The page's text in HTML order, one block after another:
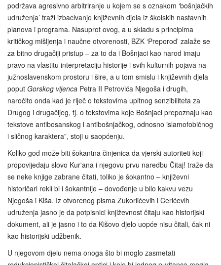
podržava agresivno arbitriranje u kojem se s oznakom ‘bošnjačkih
udruženja’ traži izbacivanje književnih djela iz školskih nastavnih
planova i programa. Nasuprot ovog, a u skladu s principima
kritičkog mišljenja i naučne otvorenosti, BZK ‘Preporod’ zalaže se
za bitno drugačiji pristup – za to da i Bošnjaci kao narod imaju
pravo na vlastitu interpretaciju historije i svih kulturnih pojava na
južnoslavenskom prostoru i šire, a u tom smislu i književnih djela
poput Gorskog vijenca Petra II Petrovića Njegoša i drugih,
naročito onda kad je riječ o tekstovima upitnog senzibiliteta za
Drugog i drugačijeg, tj. o tekstovima koje Bošnjaci prepoznaju kao
tekstove antibosanskog i antibošnjačkog, odnosno islamofobičnog
i sličnog karaktera”, stoji u saopćenju.
Koliko god može biti šokantna činjenica da vjerski autoriteti koji
propovijedaju slovo Kur'ana i njegovu prvu naredbu Čitaj! traže da
se neke knjige zabrane čitati, toliko je šokantno – književni
historičari rekli bi i šokantnije – dovođenje u bilo kakvu vezu
Njegoša i Kiša. Iz otvorenog pisma Zukorlićevih i Cerićevih
udruženja jasno je da potpisnici književnost čitaju kao historijski
dokument, ali je jasno i to da Kišovo djelo uopće nisu čitali, čak ni
kao historijski udžbenik.
U njegovom djelu nema onoga što bi moglo zasmetati